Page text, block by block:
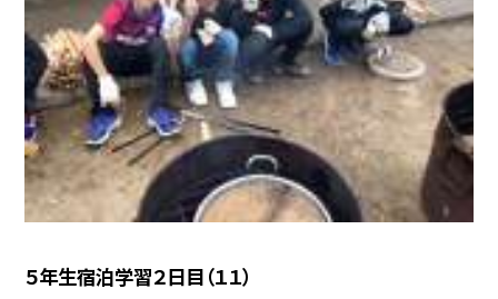
５年生宿泊学習２日目（１１）